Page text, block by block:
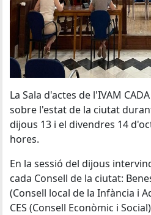
La Sala d'actes de l'IVAM
sobre l'estat de la ciutat
dijous 13 i el divendres 14
hores.
En la sessió del dijous
cada Consell de la ciutat:
(Consell local de la Infància i
CES (Consell Econòmic i